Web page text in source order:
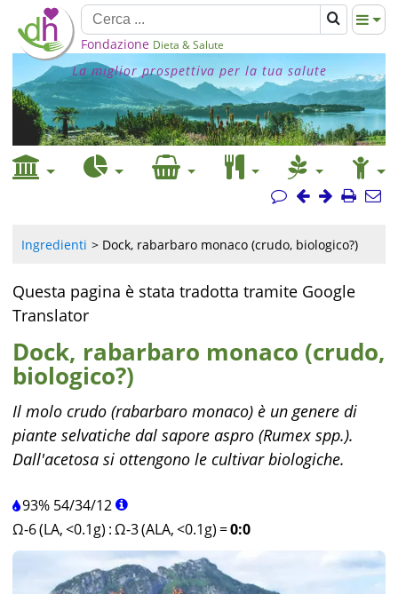
Fondazione Dieta & Salute
La miglior prospettiva per la tua salute
Ingredienti Dock, rabarbaro monaco (crudo, biologico?)
Questa pagina è stata tradotta tramite Google
Translator
Dock, rabarbaro monaco (crudo,
biologico?)
Il molo crudo (rabarbaro monaco) è un genere di
piante selvatiche dal sapore aspro (Rumex spp.).
Dall'acetosa si ottengono le cultivar biologiche.
93% 54/34/12
Ω-6 (LA, <0.1g) :Ω-3 (ALA, <0.1g) =0:0